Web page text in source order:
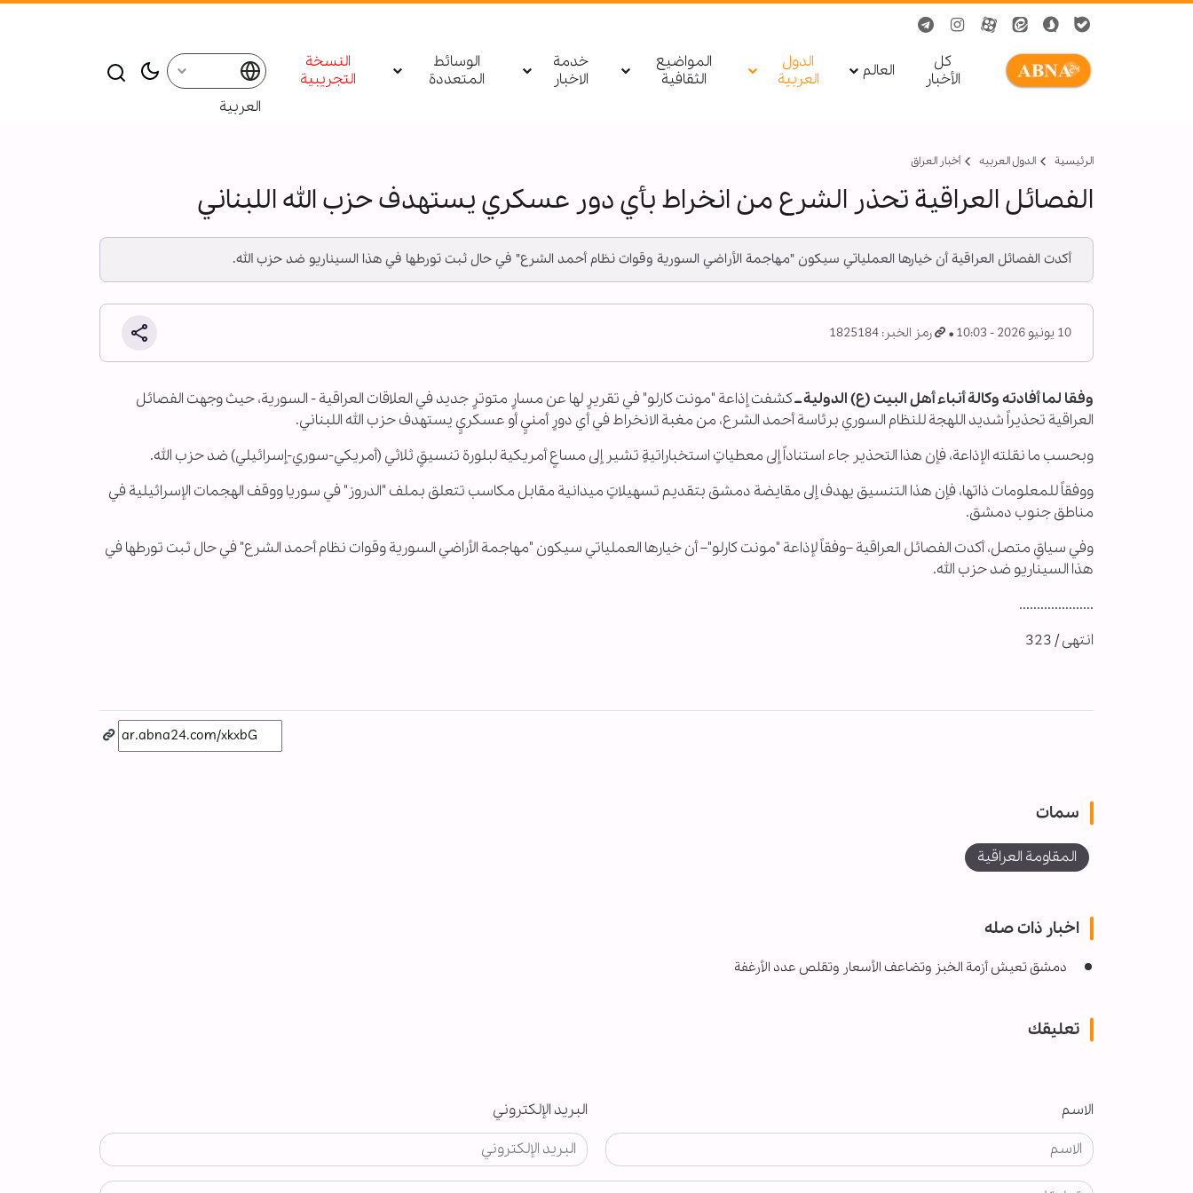
کل
الأخبار
العالم
الدول
العربیة
المواضيع
الثقافية
خدمة
الاخبار
الوسائط
المتعددة
النسخة
التجريبية
العربية
الرئيسية الدول العربیه أخبار العراق
الفصائل العراقية تحذر الشرع من انخراط بأي دور عسكري يستهدف حزب الله اللبناني
أكدت الفصائل العراقية أن خيارها العملياتي سيكون "مهاجمة الأراضي السورية وقوات نظام أحمد الشرع" في حال ثبت تورطها في هذا السيناريو ضد حزب الله.
10 يونيو 2026 - 10:03 رمز الخبر: 1825184
وفقا لما أفادته وكالة أنباء أهل البيت (ع) الدولية ــكشفت إذاعة "مونت كارلو" في تقريرٍ لها عن مسارٍ متوترٍ جديد في العلاقات العراقية - السورية، حيث وجهت الفصائل
العراقية تحذيراً شديد اللهجة للنظام السوري برئاسة أحمد الشرع، من مغبة الانخراط في أي دورٍ أمنيٍ أو عسكريٍ يستهدف حزب الله اللبناني.
وبحسب ما نقلته الإذاعة، فإن هذا التحذير جاء استناداً إلى معطياتٍ استخباراتيةٍ تشير إلى مساعٍ أمريكية لبلورة تنسيقٍ ثلاثي (أمريكي-سوري-إسرائيلي) ضد حزب الله.
ووفقاً للمعلومات ذاتها، فإن هذا التنسيق يهدف إلى مقايضة دمشق بتقديم تسهيلاتٍ ميدانية مقابل مكاسب تتعلق بملف "الدروز" في سوريا ووقف الهجمات الإسرائيلية في
مناطق جنوب دمشق.
وفي سياقٍ متصل، أكدت الفصائل العراقية –وفقاً لإذاعة "مونت كارلو"– أن خيارها العملياتي سيكون "مهاجمة الأراضي السورية وقوات نظام أحمد الشرع" في حال ثبت تورطها في
هذا السيناريو ضد حزب الله.
.....................
انتهى / 323
سمات
المقاومة العراقية
اخبار ذات صله
دمشق تعيش أزمة الخبز وتضاعف الأسعار وتقلص عدد الأرغفة
تعليقك
الاسم البريد الإلكتروني